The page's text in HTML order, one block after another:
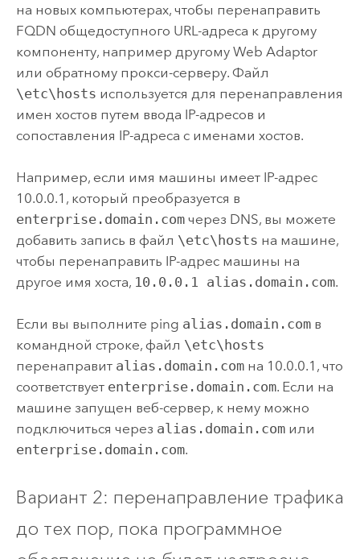
на новых компьютерах, чтобы перенаправить
FQDN общедоступного URL-адреса к другому
компоненту, например другому Web Adaptor
или обратному прокси-серверу. Файл
\etc\hosts используется для перенаправления
имен хостов путем ввода IP-адресов и
сопоставления IP-адреса с именами хостов.
Например, если имя машины имеет IP-адрес
10.0.0.1, который преобразуется в
enterprise.domain.comчерез DNS, вы можете
добавить запись в файл \etc\hosts на машине,
чтобы перенаправить IP-адрес машины на
другое имя хоста, 10.0.0.1 alias.domain.com.
Если вы выполните ping alias.domain.comв
командной строке, файл \etc\hosts
перенаправит alias.domain.comна 10.0.0.1, что
соответствует enterprise.domain.com. Если на
машине запущен веб-сервер, к нему можно
подключиться через alias.domain.comили
enterprise.domain.com.
Вариант 2: перенаправление трафика
до тех пор, пока программное